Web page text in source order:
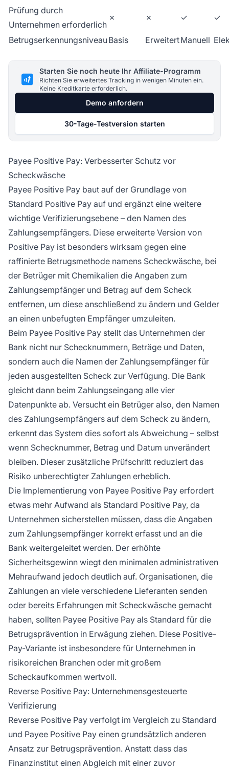
Prüfung durch
Unternehmen erforderlich
✗ ✗ ✓ ✓
BetrugserkennungsniveauBasis ErweitertManuell
Starten Sie noch heute Ihr Affiliate-Programm
Richten Sie erweitertes Tracking in wenigen Minuten ein.
Keine Kreditkarte erforderlich.
Demo anfordern
30-Tage-Testversion starten
Payee Positive Pay: Verbesserter Schutz vor
Scheckwäsche
Payee Positive Pay baut auf der Grundlage von
Standard Positive Pay auf und ergänzt eine weitere
wichtige Verifizierungsebene – den Namen des
Zahlungsempfängers. Diese erweiterte Version von
Positive Pay ist besonders wirksam gegen eine
raffinierte Betrugsmethode namens Scheckwäsche, bei
der Betrüger mit Chemikalien die Angaben zum
Zahlungsempfänger und Betrag auf dem Scheck
entfernen, um diese anschließend zu ändern und Gelder
an einen unbefugten Empfänger umzuleiten.
Beim Payee Positive Pay stellt das Unternehmen der
Bank nicht nur Schecknummern, Beträge und Daten,
sondern auch die Namen der Zahlungsempfänger für
jeden ausgestellten Scheck zur Verfügung. Die Bank
gleicht dann beim Zahlungseingang alle vier
Datenpunkte ab. Versucht ein Betrüger also, den Namen
des Zahlungsempfängers auf dem Scheck zu ändern,
erkennt das System dies sofort als Abweichung – selbst
wenn Schecknummer, Betrag und Datum unverändert
bleiben. Dieser zusätzliche Prüfschritt reduziert das
Risiko unberechtigter Zahlungen erheblich.
Die Implementierung von Payee Positive Pay erfordert
etwas mehr Aufwand als Standard Positive Pay, da
Unternehmen sicherstellen müssen, dass die Angaben
zum Zahlungsempfänger korrekt erfasst und an die
Bank weitergeleitet werden. Der erhöhte
Sicherheitsgewinn wiegt den minimalen administrativen
Mehraufwand jedoch deutlich auf. Organisationen, die
Zahlungen an viele verschiedene Lieferanten senden
oder bereits Erfahrungen mit Scheckwäsche gemacht
haben, sollten Payee Positive Pay als Standard für die
Betrugsprävention in Erwägung ziehen. Diese Positive-
Pay-Variante ist insbesondere für Unternehmen in
risikoreichen Branchen oder mit großem
Scheckaufkommen wertvoll.
Reverse Positive Pay: Unternehmensgesteuerte
Verifizierung
Reverse Positive Pay verfolgt im Vergleich zu Standard
und Payee Positive Pay einen grundsätzlich anderen
Ansatz zur Betrugsprävention. Anstatt dass das
Finanzinstitut einen Abgleich mit einer zuvor